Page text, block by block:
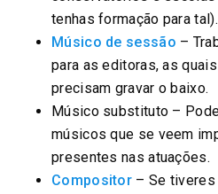
tenhas formação para tal).
Músico de sessão –
para as editoras, as
precisam gravar o baixo.
Músico substituto –
músicos que se veem
presentes nas atuações.
Compositor – Se